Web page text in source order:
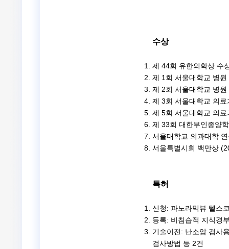
수상
제 44회 유한의학상 수
제 1회 서울대학교 병
제 2회 서울대학교 병
제 3회 서울대학교 의
제 5회 서울대학교 의
제 33회 대한부인종양
서울대학교 의과대학
서울특별시회 백만상
특허
신청: 파노라믹뷰 텔스
등록: 비침습적 지식경
기술이전: 난소암 검사
검사방법 등 2건